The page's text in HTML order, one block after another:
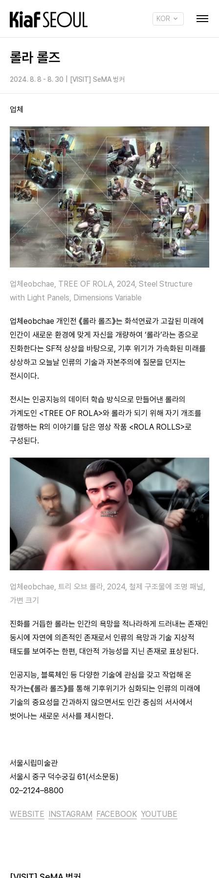
KOR
롤라 롤즈
2024. 8. 8 - 8. 30 [VISIT] SeMA 벙커
업체
업체eobchae, TREE OF ROLA, 2024, Steel Structure
with Light Panels, Dimensions Variable
업체eobchae 개인전 《롤라 롤즈》는 화석연료가 고갈된 미래에
인간이 새로운 환경에 맞게 자신을 개량하여 ‘롤라’라는 종으로
진화한다는 SF적 상상을 바탕으로, 기후 위기가 가속화된 미래를
상상하고 오늘날 인류의 기술과 자본주의에 질문을 던지는
전시이다.
전시는 인공지능의 데이터 학습 방식으로 만들어낸 롤라의
가계도인 <TREE OF ROLA>와 롤라가 되기 위해 자기 개조를
감행하는 R의 이야기를 담은 영상 작품 <ROLA ROLLS>로
구성된다.
업체eobchae, 트리 오브 롤라, 2024, 철제 구조물에 조명 패널,
가변 크기
진화를 거듭한 롤라는 인간의 욕망을 적나라하게 드러내는 존재인
동시에 자연에 의존적인 존재로서 인류의 욕망과 기술 지상적
태도를 보여주는 한편, 대안적 가능성을 지닌 존재로 표상된다.
인공지능, 블록체인 등 다양한 기술에 관심을 갖고 작업해 온
작가는《롤라 롤즈》를 통해 기후위기가 심화되는 인류의 미래에
기술의 중요성을 간과하지 않으면서도 인간 중심의 서사에서
벗어나는 새로운 서사를 제시한다.
서울시립미술관
서울시 중구 덕수궁길 61(서소문동)
02–2124–8800
WEBSITE INSTAGRAM FACEBOOK YOUTUBE